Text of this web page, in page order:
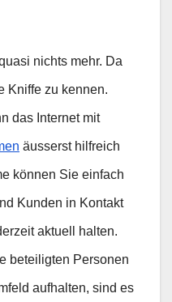
nichts mehr. Da
Kniffe zu kennen.
das Internet mit
äusserst hilfreich
können Sie einfach
Kunden in Kontakt
aktuell halten.
beteiligten Personen
aufhalten, sind es